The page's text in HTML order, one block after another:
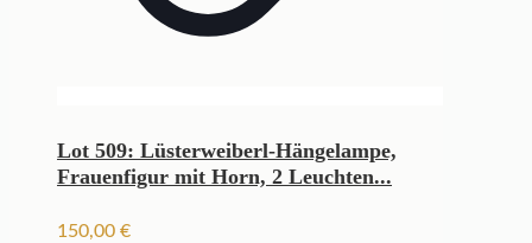
Lot 509: Lüsterweiberl-Hängelampe,
Frauenfigur mit Horn, 2 Leuchten...
150,00 €